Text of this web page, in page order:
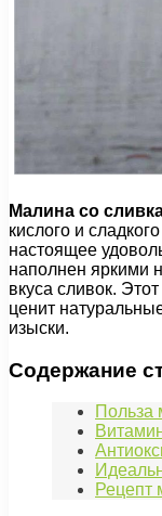
Малина со
кислого и
настоящее
наполнен яркими
вкуса сливок.
ценит
изыски.
Содержание
Польза
Рецепт